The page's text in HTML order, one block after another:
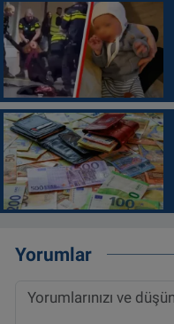
Yorumlar